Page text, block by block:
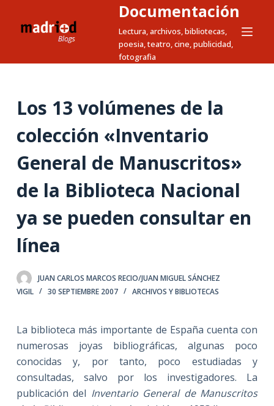
t
o
n
Documentación
Lectura, archivos, bibliotecas,
poesia, teatro, cine, publicidad,
fotografia
Los 13 volúmenes de la
colección «Inventario
General de Manuscritos»
de la Biblioteca Nacional
ya se pueden consultar en
línea
JUAN CARLOS MARCOS RECIO/JUAN MIGUEL SÁNCHEZ
VIGIL
30 SEPTIEMBRE 2007 ARCHIVOS Y BIBLIOTECAS
La biblioteca más importante de España cuenta con
numerosas joyas bibliográficas, algunas poco
conocidas y, por tanto, poco estudiadas y
consultadas, salvo por los investigadores. La
publicación del Inventario General de Manuscritos